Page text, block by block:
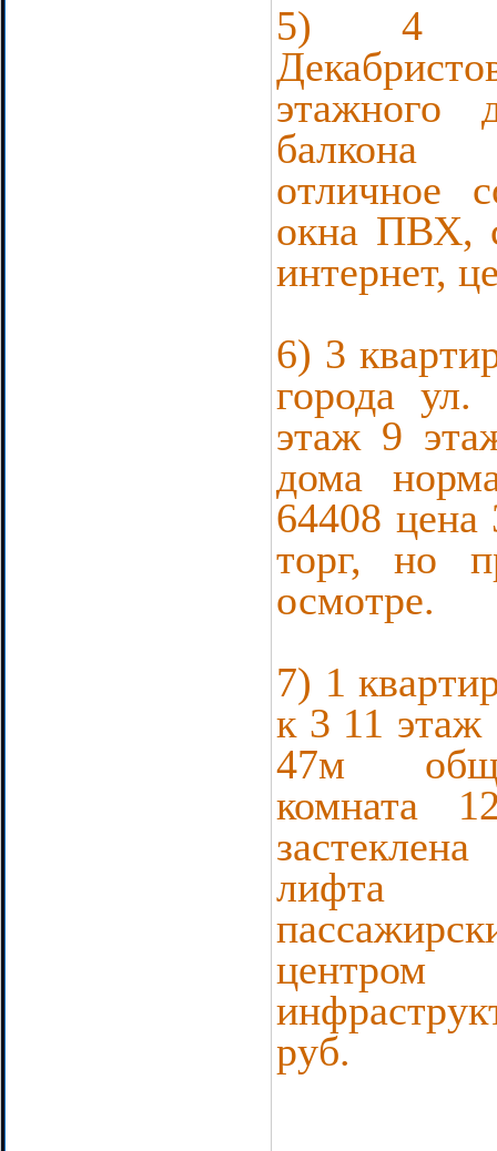
5) 4
балкона
отличное
окна ПВХ,
интернет,
6) 3
города
этаж 9
дома
64408
торг, но
осмотре.
7) 1
к 3 11 этаж
47м
комната
лифта
руб.